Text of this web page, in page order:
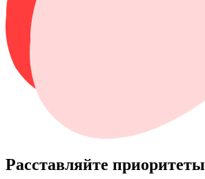
Расставляйте приоритеты